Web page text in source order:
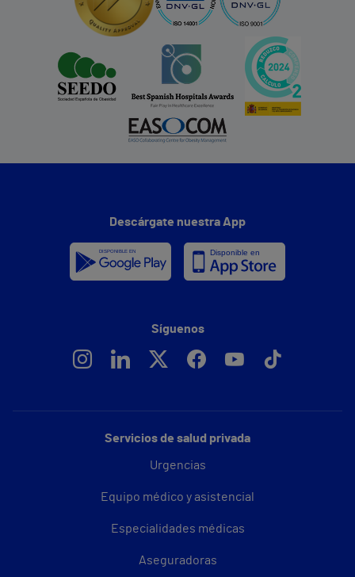
Servicios de salud privada
Urgencias
Equipo médico y asistencial
Especialidades médicas
Aseguradoras
Descárgate nuestra App
Síguenos